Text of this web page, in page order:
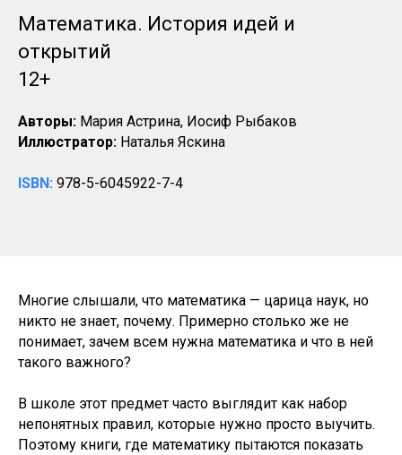
Математика. История идей и
открытий
12+
Авторы: Мария Астрина, Иосиф Рыбаков
Иллюстратор: Наталья Яскина
ISBN: 978-5-6045922-7-4
Многие слышали, что математика — царица наук, но
никто не знает, почему. Примерно столько же не
понимает, зачем всем нужна математика и что в ней
такого важного?
В школе этот предмет часто выглядит как набор
непонятных правил, которые нужно просто выучить.
Поэтому книги, где математику пытаются показать